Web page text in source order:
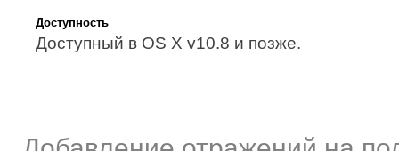
Доступность
Доступный в OS X v10.8 и позже.